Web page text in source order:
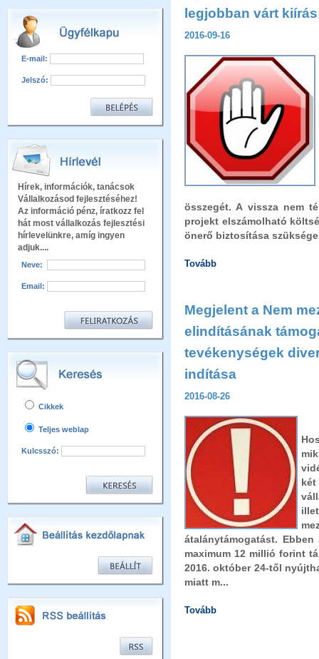
E-mail:
Jelszó:
Hírek, információk, tanácsok
Vállalkozásod fejlesztéséhez!
Az információ pénz, íratkozz fel
hát most vállalkozás fejlesztési
hírlevelünkre, amíg ingyen
adjuk....
Neve:
Email:
Cikkek
Teljes weblap
Kulcsszó:
legjobban várt
2016-09-16
összegét. A vissza nem
projekt elszámolható
önerő biztosítása
Tovább
Megjelent a Nem
elindításának
tevékenységek
indítása
2016-08-26
átalánytámogatást.
maximum 12 millió forint
2016. október 24-től
miatt m...
Tovább